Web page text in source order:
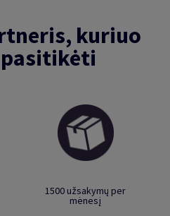
kuriuo
1500 užsakymų per
mėnesį